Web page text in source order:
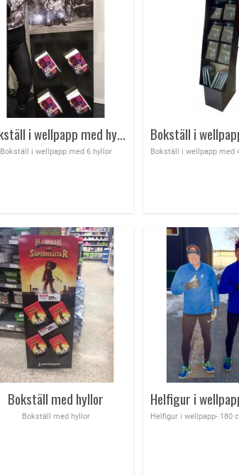
Bokställ i wellpapp med hyllor
Bokställ i wellpapp med 6 hyllor
Bokställ med hyllor
Bokställ med hyllor